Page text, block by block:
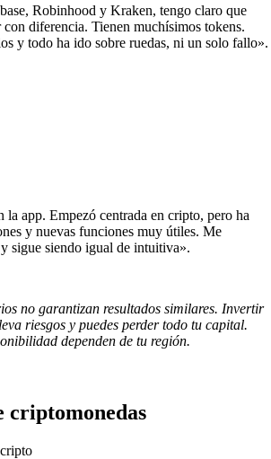
Robinhood y Kraken, tengo claro que
diferencia. Tienen muchísimos tokens.
y todo ha ido sobre ruedas, ni un solo fallo».
la app. Empezó centrada en cripto, pero ha
y nuevas funciones muy útiles. Me
sigue siendo igual de intuitiva».
no garantizan resultados similares. Invertir
riesgos y puedes perder todo tu capital.
dependen de tu región.
criptomonedas